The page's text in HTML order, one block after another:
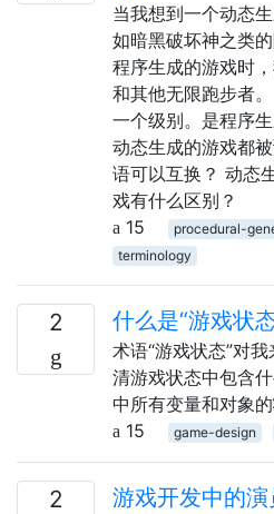
当我想到一个动态
如暗黑破坏神之类
程序生成的游戏时
和其他无限跑步者
一个级别。是程序
动态生成的游戏都
语可以互换？ 动态
戏有什么区别？
15
procedural-
terminology
2 什么是“游戏状
术语“游戏状态”对
清游戏状态中包含
中所有变量和对象
15
game-design
2 游戏开发中的演